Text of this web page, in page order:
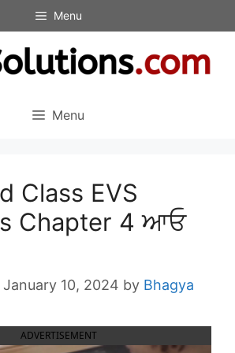
Menu
Menu
Class EVS
Chapter 4 ਆਓ
January 10, 2024 by Bhagya
ADVERTISEMENT